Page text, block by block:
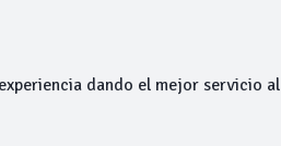
dando el mejor servicio al